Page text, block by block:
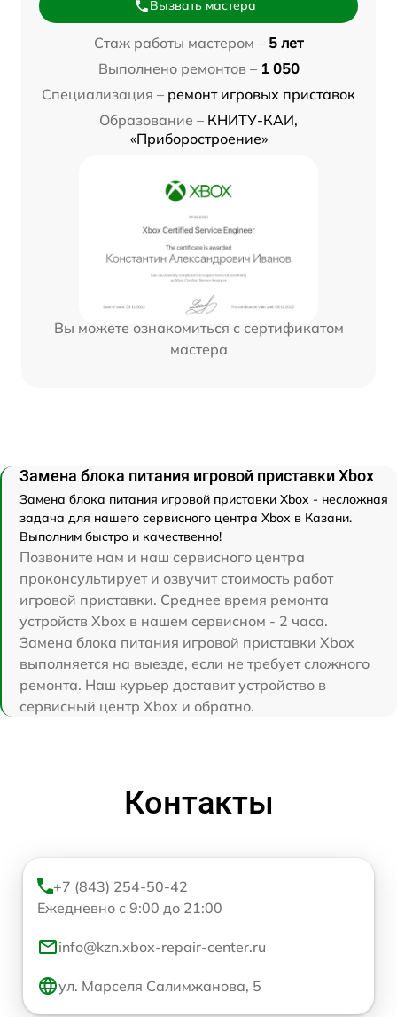
Вызвать мастера
Стаж работы мастером – 5 лет
Выполнено ремонтов – 1 050
Специализация – ремонт игровых приставок
Образование – КНИТУ-КАИ,
«Приборостроение»
Вы можете ознакомиться с сертификатом
мастера
Замена блока питания игровой приставки Xbox
Замена блока питания игровой приставки Xbox - несложная
задача для нашего сервисного центра Xbox в Казани.
Выполним быстро и качественно!
Позвоните нам и наш сервисного центра
проконсультирует и озвучит стоимость работ
игровой приставки. Среднее время ремонта
устройств Xbox в нашем сервисном - 2 часа.
Замена блока питания игровой приставки Xbox
выполняется на выезде, если не требует сложного
ремонта. Наш курьер доставит устройство в
сервисный центр Xbox и обратно.
Контакты
+7 (843) 254-50-42
Ежедневно с 9:00 до 21:00
info@kzn.xbox-repair-center.ru
ул. Марселя Салимжанова, 5